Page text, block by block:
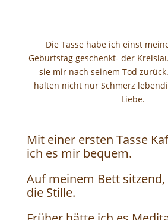
Die Tasse habe ich einst
Geburtstag geschenkt- der
sie mir nach seinem Tod
halten nicht nur Schmerz
Liebe.
Mit einer ersten Tasse
ich es mir bequem.
Auf meinem Bett
die Stille.